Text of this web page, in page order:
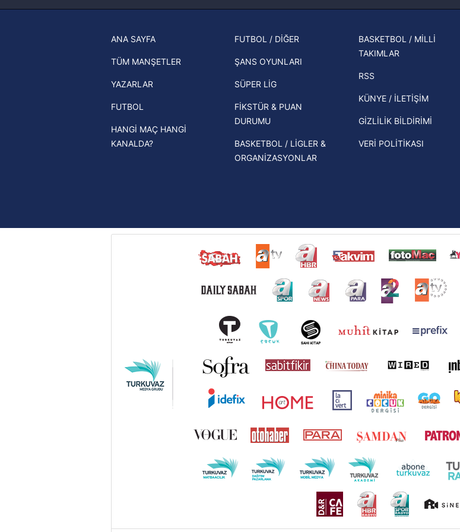
6698 sayılı Kişisel Verilerin Korunması Kanunu uyarınca hazırlanmış
haberleri
Trendyol Süper Lig haberleri
Ziraat Türkiye Kupası haberleri
UEFA Şampiyonlar Ligi haberleri
UEFA Avrupa Ligi haberleri
UEFA Konferans Ligi haberleri
muhtemel rakibi belli oldu! Gornik
İspanya-Arjantin finalinin ardından
Beşiktaş'ın UEFA Avrupa Ligi'nde
Eleme Turu muhtemel rakipleri belli
ANA SAYFA
TÜM MANŞETLER
YAZARLAR
FUTBOL
HANGİ MAÇ HANGİ
KANALDA?
FUTBOL / DİĞER
ŞANS OYUNLARI
SÜPER LİG
FİKSTÜR & PUAN
DURUMU
BASKETBOL / LİGLER &
ORGANİZASYONLAR
BASKETBOL / MİLLİ
TAKIMLAR
RSS
KÜNYE / İLETİŞİM
GİZLİLİK BİLDİRİMİ
VERİ POLİTİKASI